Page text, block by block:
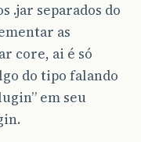
.jar separados do
as
core, ai é só
do tipo falando
em seu